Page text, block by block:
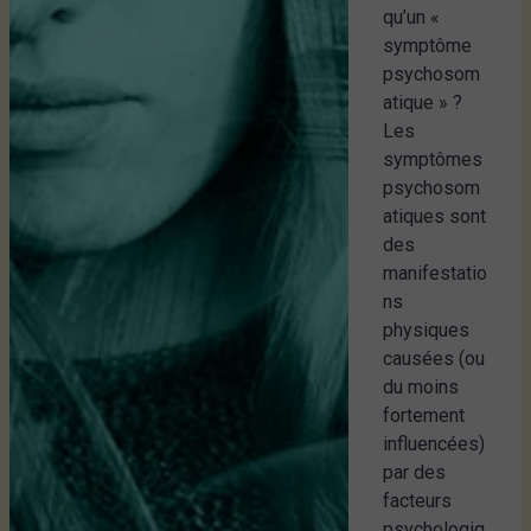
qu’un «
symptôme
psychosom
atique » ?
Les
symptômes
psychosom
atiques sont
des
manifestatio
ns
physiques
causées (ou
du moins
fortement
influencées)
par des
facteurs